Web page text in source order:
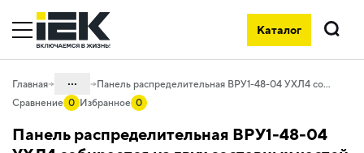
Каталог
Поиск
Главная ...
50. Типовые решения НКУ
Панель распределительная ВРУ1-48-04 УХЛ4 собирается из двух составных частей панели силовой и панели управления освещением IEK
Сравнение 0 Избранное 0
Панель распределительная ВРУ1-48-04